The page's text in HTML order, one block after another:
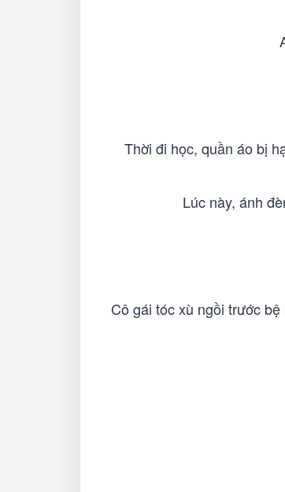
Thời đi học, quần áo bị
Lúc này, ánh
Cô gái tóc xù ngồi trước